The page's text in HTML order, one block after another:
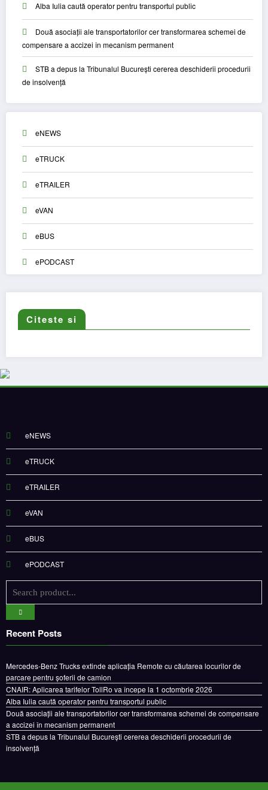
Alba Iulia caută operator pentru transportul public
Două asociații ale transportatorilor cer transformarea schemei de
compensare a accizei în mecanism permanent
STB a depus la Tribunalul București cererea deschiderii procedurii
de insolvență
eNEWS
eTRUCK
eTRAILER
eVAN
eBUS
ePODCAST
Citeste si
eNEWS
eTRUCK
eTRAILER
eVAN
eBUS
ePODCAST
Recent Posts
Mercedes-Benz Trucks extinde aplicația Remote cu căutarea locurilor de
parcare pentru șoferii de camion
CNAIR: Aplicarea tarifelor TollRo va începe la 1 octombrie 2026
Alba Iulia caută operator pentru transportul public
Două asociații ale transportatorilor cer transformarea schemei de compensare
a accizei în mecanism permanent
STB a depus la Tribunalul București cererea deschiderii procedurii de
insolvență